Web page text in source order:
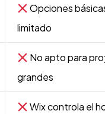
Opciones
limitado
No apto para
grandes
Wix controla el